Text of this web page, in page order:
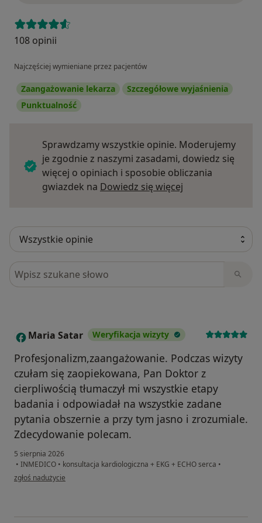
108 opinii
Najczęściej wymieniane przez pacjentów
Zaangażowanie lekarza
Szczegółowe wyjaśnienia
Punktualność
Sprawdzamy wszystkie opinie. Moderujemy
je zgodnie z naszymi zasadami, dowiedz się
więcej o opiniach i sposobie obliczania
gwiazdek na Dowiedz się więcej
Szukaj w opiniach
M Maria Satar Weryfikacja wizyty
Profesjonalizm,zaangażowanie. Podczas wizyty
czułam się zaopiekowana, Pan Doktor z
cierpliwością tłumaczył mi wszystkie etapy
badania i odpowiadał na wszystkie zadane
pytania obszernie a przy tym jasno i zrozumiale.
Zdecydowanie polecam.
5 sierpnia 2026
• INMEDICO • konsultacja kardiologiczna + EKG + ECHO serca •
w opinii użytkownika Maria Satar
zgłoś nadużycie